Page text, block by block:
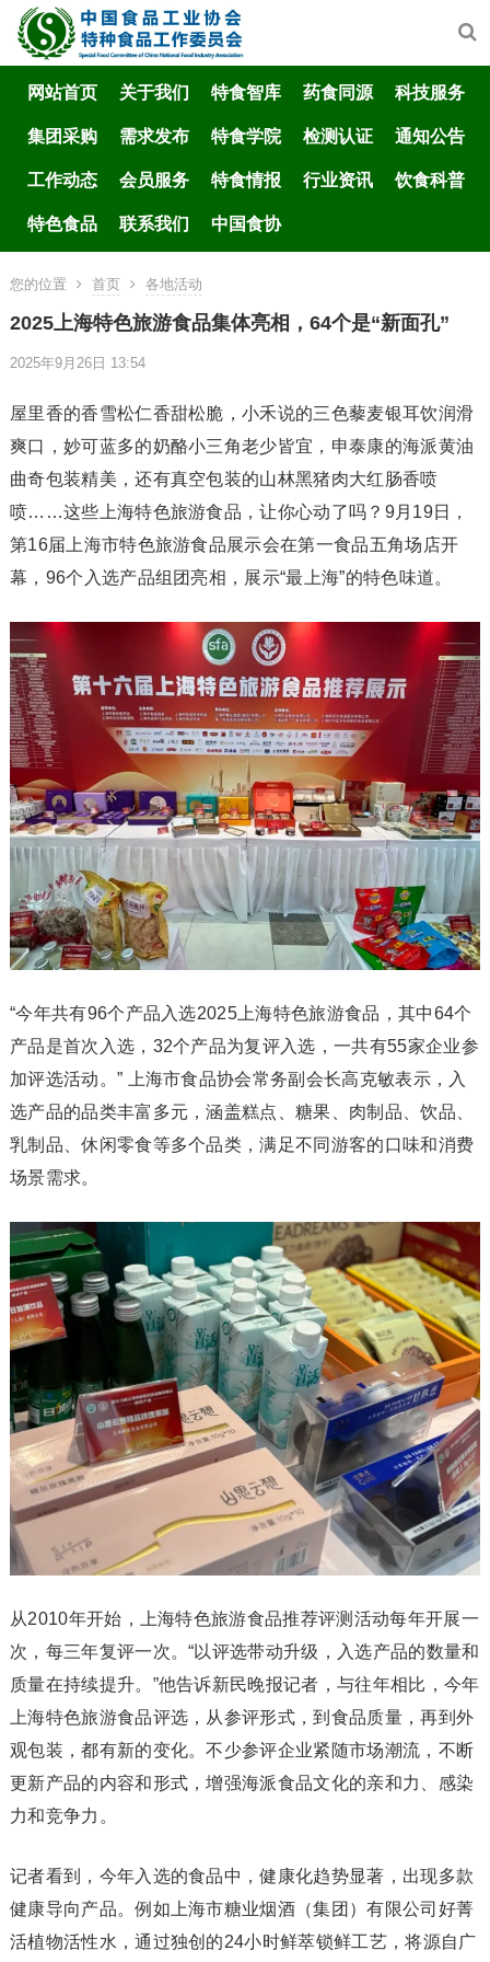
网站首页 关于我们 特食智库 药食同源 科技服务
集团采购 需求发布 特食学院 检测认证 通知公告
工作动态 会员服务 特食情报 行业资讯 饮食科普
特色食品 联系我们 中国食协
您的位置 首页 各地活动
2025上海特色旅游食品集体亮相，64个是“新面孔”
2025年9月26日 13:54
屋里香的香雪松仁香甜松脆，小禾说的三色藜麦银耳饮润滑
爽口，妙可蓝多的奶酪小三角老少皆宜，申泰康的海派黄油
曲奇包装精美，还有真空包装的山林黑猪肉大红肠香喷
喷……这些上海特色旅游食品，让你心动了吗？9月19日，
第16届上海市特色旅游食品展示会在第一食品五角场店开
幕，96个入选产品组团亮相，展示“最上海”的特色味道。
“今年共有96个产品入选2025上海特色旅游食品，其中64个
产品是首次入选，32个产品为复评入选，一共有55家企业参
加评选活动。” 上海市食品协会常务副会长高克敏表示，入
选产品的品类丰富多元，涵盖糕点、糖果、肉制品、饮品、
乳制品、休闲零食等多个品类，满足不同游客的口味和消费
场景需求。
从2010年开始，上海特色旅游食品推荐评测活动每年开展一
次，每三年复评一次。“以评选带动升级，入选产品的数量和
质量在持续提升。”他告诉新民晚报记者，与往年相比，今年
上海特色旅游食品评选，从参评形式，到食品质量，再到外
观包装，都有新的变化。不少参评企业紧随市场潮流，不断
更新产品的内容和形式，增强海派食品文化的亲和力、感染
力和竞争力。
记者看到，今年入选的食品中，健康化趋势显著，出现多款
健康导向产品。例如上海市糖业烟酒（集团）有限公司好菁
活植物活性水，通过独创的24小时鲜萃锁鲜工艺，将源自广